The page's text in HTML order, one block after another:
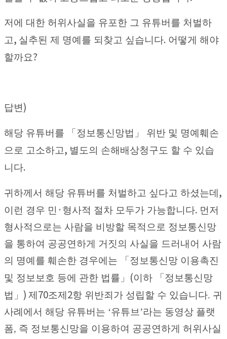
저에 대한 허위사실을 유포한 그 유튜버를 처벌하
고, 실추된 제 명예를 되찾고 싶습니다. 어떻게 해야
할까요?
답변)
해당 유튜버를 「정보통신망법 」 위반 및 명예훼손
으로 고소하고, 별도의 손해배상청구도 할 수 있습
니다.
귀하께서 해당 유튜버를 처벌하고 싶다고 하셨는데 ,
이런 경우 민 · 형사적 절차 모두가 가능합니다. 먼저
형사적으로는 사람을 비방할 목적으로 정보통신망
을 통하여 공공연하게 거짓의 사실을 드러내어 사람
의 명예를 훼손한 경우에는
「 정보통신망 이용촉진
및 정보보호 등에 관한 법률 」 (이하 「 정보통신망
법 」 ) 제 70조제 2항 위반죄 가 성립할 수 있습니다. 귀
사례에서 해당 유튜버는 ‘유튜브’라는 동영상 플랫
폼, 즉 정보통신망을 이용하여 공공연하게 허위사실